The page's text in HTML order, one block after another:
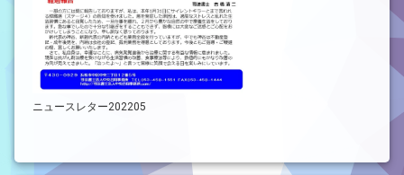
ニュースレター202205